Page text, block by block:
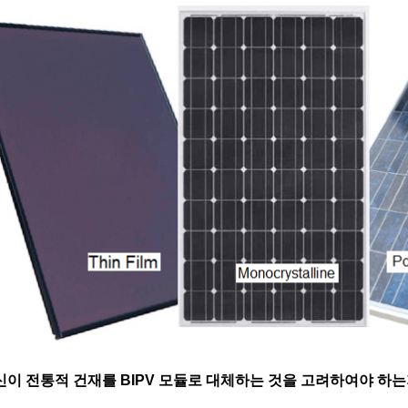
이 전통적 건재를 BIPV 모듈로 대체하는 것을 고려하여야 하